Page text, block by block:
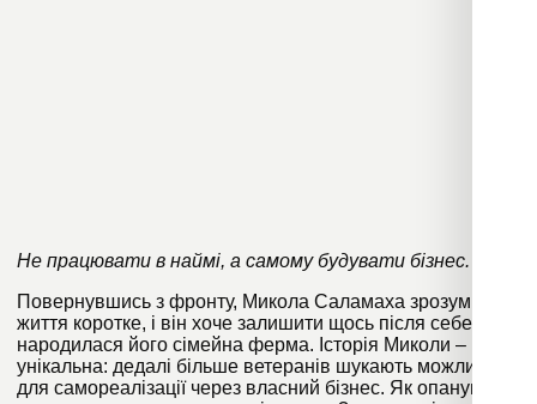
Не працювати в наймі, а самому будувати бізнес.
Повернувшись з фронту, Микола Саламаха зрозумів:
життя коротке, і він хоче залишити щось після себе. Так
народилася його сімейна ферма. Історія Миколи – не
унікальна: дедалі більше ветеранів шукають можливості
для самореалізації через власний бізнес. Як опанувати